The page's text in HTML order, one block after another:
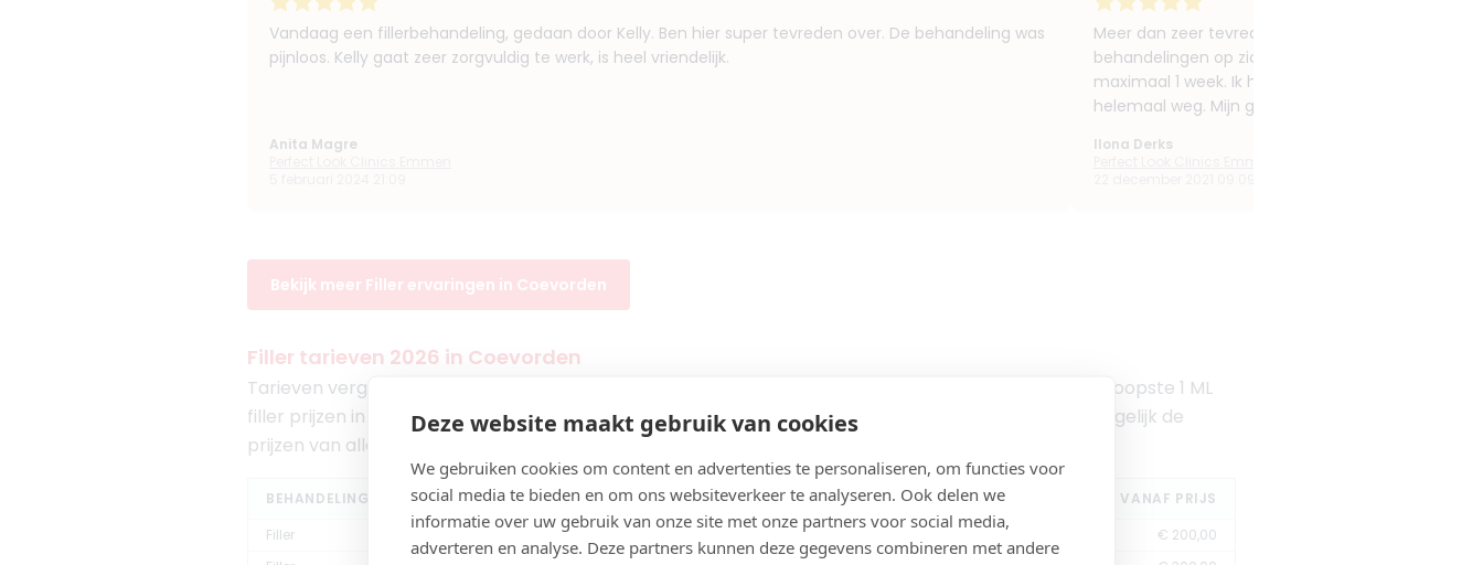
Deze website maakt gebruik van cookies
We gebruiken cookies om content en advertenties te personaliseren, om functies voor
social media te bieden en om ons websiteverkeer te analyseren. Ook delen we
informatie over uw gebruik van onze site met onze partners voor social media,
adverteren en analyse. Deze partners kunnen deze gegevens combineren met andere
Vandaag een fillerbehandeling, gedaan door Kelly. Ben hier super tevreden over. De behandeling was
pijnloos. Kelly gaat zeer zorgvuldig te werk, is heel vriendelijk.
Anita Magre
Meer dan zeer tevreden ben ik over de PlexR
behandelingen op zich vielen heel erg mee,
maximaal 1 week. Ik had een paar dagen
helemaal weg. Mijn gezicht was direct gelift en
Ilona Derks
Bekijk meer Filler ervaringen in Coevorden
Filler tarieven 2026 in Coevorden
Tarieven vergelijken via Injectablesbooking is heel eenvoudig. In onderstaande tabel staan de goedkoopste 1 ML
filler prijzen in de buurt van Coevorden. Wil je de prijzen per kliniek vergelijken? Vul je locatie in en vergelijk de
prijzen van alle
van Coevorden.
BEHANDELING EENHEID
VANAF PRIJS
Filler
€ 200,00